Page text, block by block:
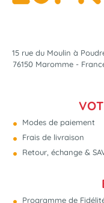
15 rue du Moulin à
76150 Maromme -
Modes de paiement
Frais de livraison
Retour, échange &
Programme de